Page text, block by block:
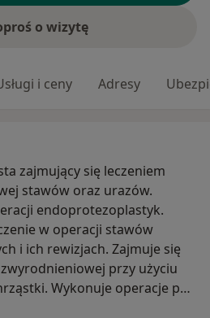
o wizytę
i ceny Adresy
zajmujący się leczeniem
stawów oraz urazów.
endoprotezoplastyk.
w operacji stawów
i ich rewizjach. Zajmuje się
przy użyciu
Wykonuje operacje po
różnych metod -